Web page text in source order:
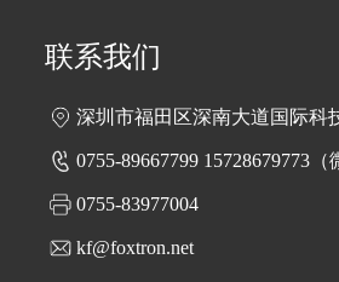
联系我们
深圳市福田区深南大道国际科
0755-89667799 15728679773（
0755-83977004
kf@foxtron.net